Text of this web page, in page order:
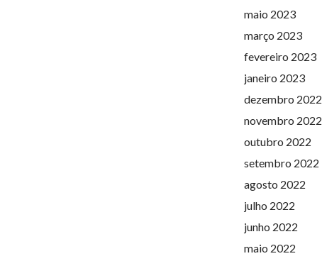
maio 2023
março 2023
fevereiro 2023
janeiro 2023
dezembro 2022
novembro 2022
outubro 2022
setembro 2022
agosto 2022
julho 2022
junho 2022
maio 2022